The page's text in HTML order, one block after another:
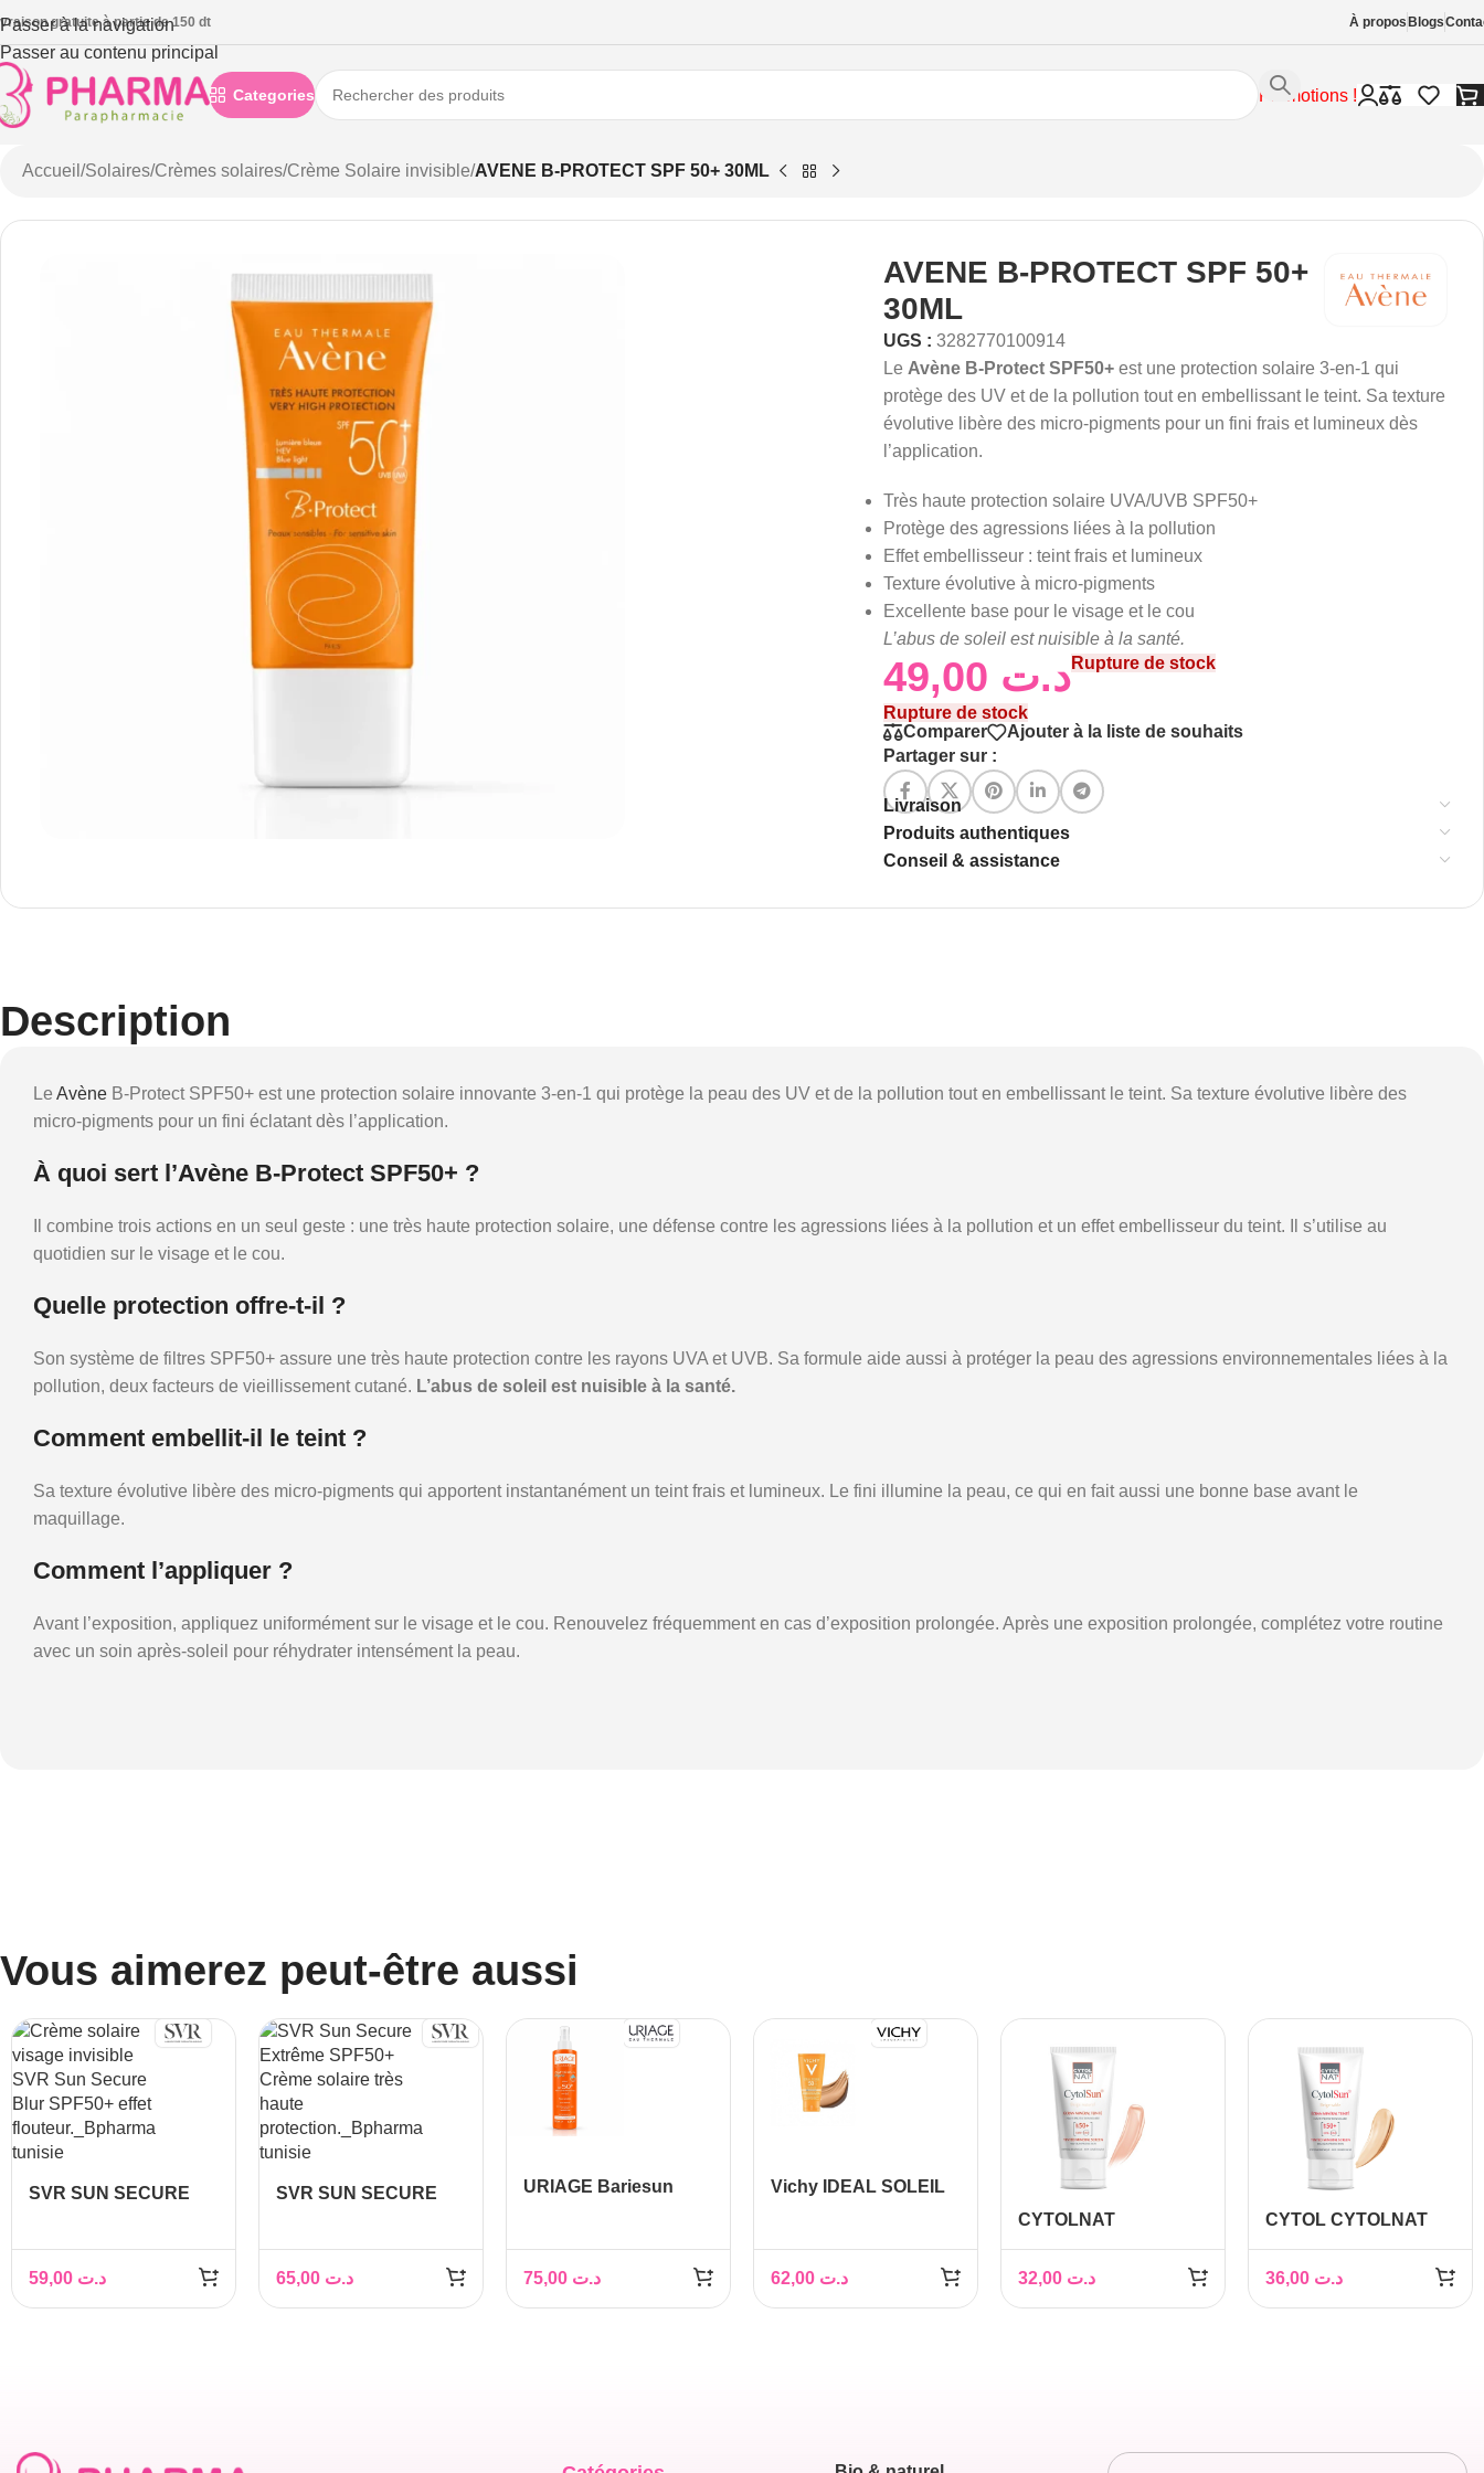
Passer à la navigation
Passer au contenu principal
gratuite à partie de 150 dt À propos Blogs
Categories Promotions !
Accueil /Solaires/Crèmes solaires/Crème Solaire invisible/AVENE B-PROTECT SPF 50+ 30ML
AVENE B-PROTECT SPF 50+
30ML
UGS :3282770100914
Le Avène B-Protect SPF50+ est une protection solaire 3-en-1 qui
protège des UV et de la pollution tout en embellissant le teint. Sa texture
évolutive libère des micro-pigments pour un fini frais et lumineux dès
l’application.
Très haute protection solaire UVA/UVB SPF50+
Protège des agressions liées à la pollution
Effet embellisseur : teint frais et lumineux
Texture évolutive à micro-pigments
Excellente base pour le visage et le cou
L’abus de soleil est nuisible à la santé.
د.تRupture de stock
Rupture de stock
Comparer
Ajouter à la liste de souhaits
Partager sur :
Livraison
Produits authentiques
Conseil & assistance
Description
Le Avène B-Protect SPF50+ est une protection solaire innovante 3-en-1 qui protège la peau des UV et de la pollution tout en embellissant le teint. Sa texture évolutive libère des
micro-pigments pour un fini éclatant dès l’application.
À quoi sert l’Avène B-Protect SPF50+ ?
Il combine trois actions en un seul geste : une très haute protection solaire, une défense contre les agressions liées à la pollution et un effet embellisseur du teint. Il s’utilise au
quotidien sur le visage et le cou.
Quelle protection offre-t-il ?
Son système de filtres SPF50+ assure une très haute protection contre les rayons UVA et UVB. Sa formule aide aussi à protéger la peau des agressions environnementales liées à la
pollution, deux facteurs de vieillissement cutané. L’abus de soleil est nuisible à la santé.
Comment embellit-il le teint ?
Sa texture évolutive libère des micro-pigments qui apportent instantanément un teint frais et lumineux. Le fini illumine la peau, ce qui en fait aussi une bonne base avant le
maquillage.
Comment l’appliquer ?
Avant l’exposition, appliquez uniformément sur le visage et le cou. Renouvelez fréquemment en cas d’exposition prolongée. Après une exposition prolongée, complétez votre routine
avec un soin après-soleil pour réhydrater intensément la peau.
Vous aimerez peut-être aussi
SVR SUN SECURE
د.ت
SVR SUN SECURE
د.ت
URIAGE Bariesun
د.ت
Vichy IDEAL SOLEIL
د.ت
CYTOLNAT
SPPF50+ TEINTE
BEIGE NATUREL
د.ت
CYTOL CYTOLNAT
SPF50+ TEINTE
BEIGE SABLE
د.ت